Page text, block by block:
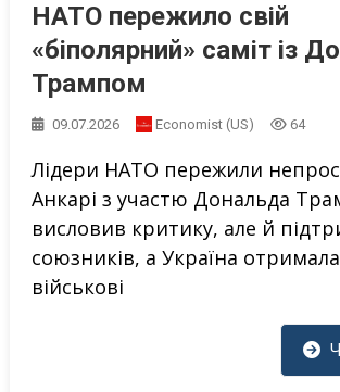
НАТО пережило свій
«біполярний» саміт із
Трампом
09.07.2026 Economist (US) 64
Лідери НАТО пережили
Анкарі з участю Дональда
висловив критику, але й
союзників, а Україна
військові